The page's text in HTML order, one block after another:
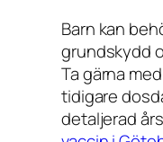
Barn kan
grundskydd
Ta gärna
tidigare
detaljerad